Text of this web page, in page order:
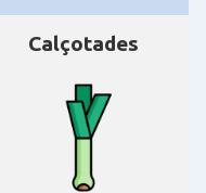
Calçotades